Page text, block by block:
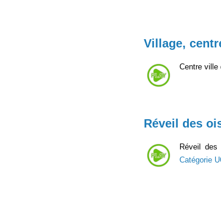
Village,
Centre ville
Réveil des
Réveil
Catégorie